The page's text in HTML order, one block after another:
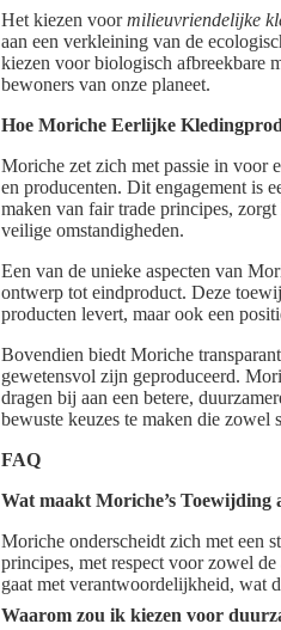
Het kiezen voormilieuvriendelijke
aan een verkleining van de
kiezen voor biologisch afbreekbare
bewoners van onze planeet.
Hoe Moriche Eerlijke
Moriche zet zich met passie in voor
en producenten. Dit engagement is
maken van fair trade principes,
veilige omstandigheden.
Een van de unieke aspecten van
ontwerp tot eindproduct. Deze
producten levert, maar ook een
Bovendien biedt Moriche
gewetensvol zijn geproduceerd.
dragen bij aan een betere,
bewuste keuzes te maken die
FAQ
Wat maakt Moriche’s
Moriche onderscheidt zich met een
principes, met respect voor zowel
gaat met verantwoordelijkheid, wat
Waarom zou ik kiezen voor